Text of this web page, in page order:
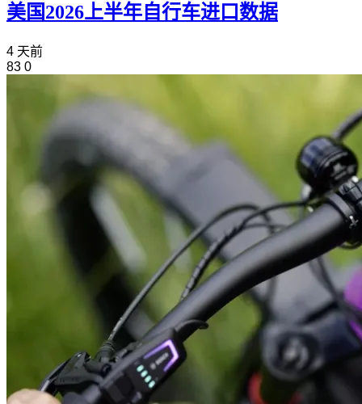
美国2026上半年自行车进口数据
4 天前
83 0